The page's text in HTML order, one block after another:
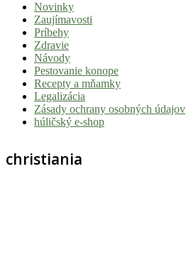
Tvoj
sprievodca
svetom
pohody
stoner
Novinky
Zaujímavosti
Príbehy
Zdravie
Návody
Pestovanie konope
Recepty a mňamky
Legalizácia
Zásady ochrany osobných údajov
húličský e-shop
christiania